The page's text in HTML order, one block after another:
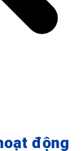
động